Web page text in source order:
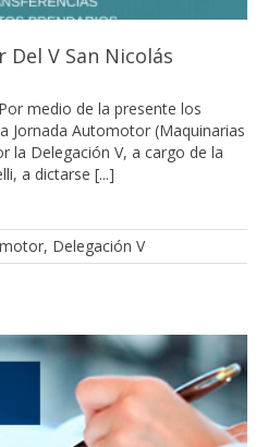
V San Nicolás
medio de la presente los
Jornada Automotor (Maquinarias
la Delegación V, a cargo de la
a dictarse [...]
, Delegación V